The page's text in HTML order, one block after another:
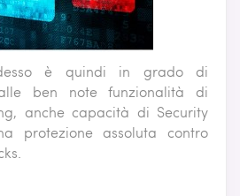
è quindi in grado di
ben note funzionalità di
anche capacità di Security
protezione assoluta contro